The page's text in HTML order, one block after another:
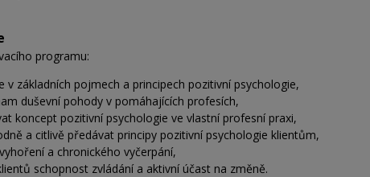
programu:
v základních pojmech a principech pozitivní psychologie,
duševní pohody v pomáhajících profesích,
koncept pozitivní psychologie ve vlastní profesní praxi,
a citlivě předávat principy pozitivní psychologie klientům,
a chronického vyčerpání,
schopnost zvládání a aktivní účast na změně.